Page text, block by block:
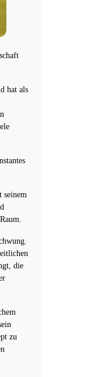
hat als
seinem
die
zu